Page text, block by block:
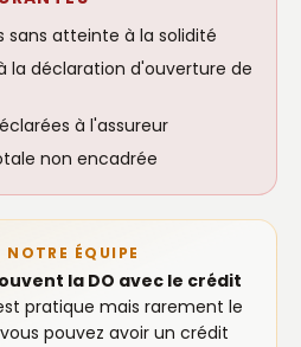
sans atteinte à la solidité
la déclaration d'ouverture de
à l'assureur
non encadrée
NOTRE ÉQUIPE
la DO avec le crédit
pratique mais rarement le
pouvez avoir un crédit